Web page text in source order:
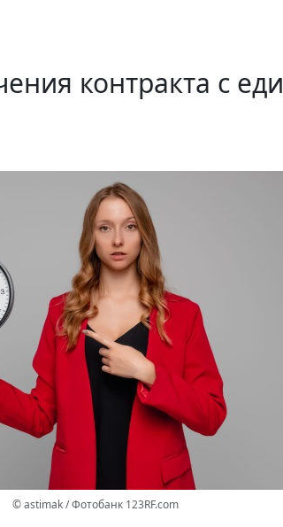
контракта с
© astimak / Фотобанк 123RF.com